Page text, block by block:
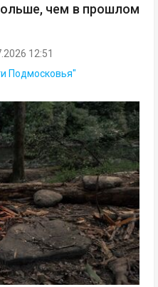
чем в прошлом
12:51
Подмосковья"